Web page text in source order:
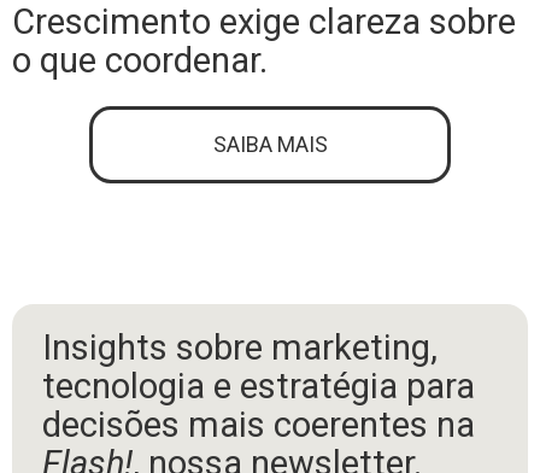
Crescimento exige clareza sobre
o que coordenar.
SAIBA MAIS
Insights sobre marketing,
tecnologia e estratégia para
decisões mais coerentes na
Flash!, nossa newsletter.